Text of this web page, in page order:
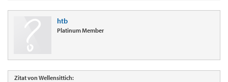
htb
Platinum Member
Zitat von Wellensittich: